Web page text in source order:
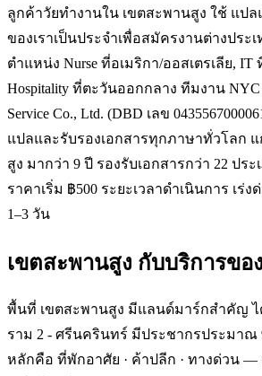
ลูกค้าวัยทำงานใน เขตสะพานสูง ใช้ แปล
ของเราเป็นประจำเพื่อสมัครงานต่างประ
ตำแหน่ง Nurse ที่อเมริกา/ออสเตรเลีย, IT
Hospitality ที่ตะวันออกกลาง ทีมงาน NYC
Service Co., Ltd. (DBD เลข
แปลและรับรองเอกสารทุกภาษาทั่วโลก
สูง มากว่า 9 ปี รองรับเอกสารกว่า 22 ปร
ราคาเริ่ม ฿500 ระยะเวลาดำเนินการ เร่
1–3 วัน
เขตสะพานสูง กับบริการขอ
พื้นที่ เขตสะพานสูง มีแลนด์มาร์กสำคัญ ได้
ราม 2 - ศรีนครินทร์ มีประชากรประมาณ
หลักคือ ที่พักอาศัย · ค้าปลีก · ทางด่วน —